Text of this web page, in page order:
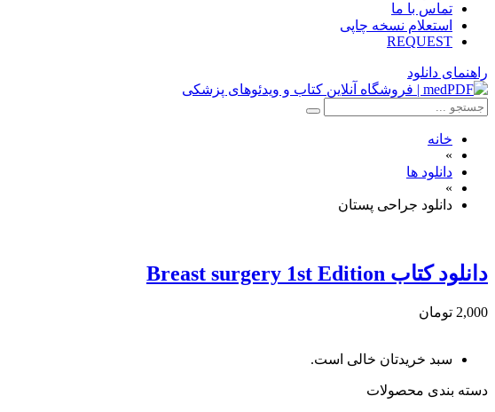
تماس با ما
استعلام نسخه چاپی
REQUEST
راهنمای دانلود
خانه
»
دانلود ها
»
دانلود جراحی پستان
دانلود کتاب Breast surgery 1st Edition
2,000 تومان
سبد خریدتان خالی است.
دسته بندی محصولات